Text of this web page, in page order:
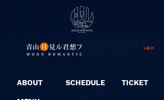
Log In
ABOUT SCHEDULE TICKET